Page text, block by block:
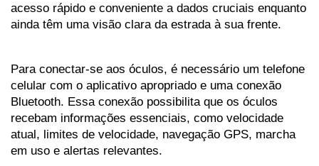
acesso rápido e conveniente a dados cruciais enquanto
ainda têm uma visão clara da estrada à sua frente.
Para conectar-se aos óculos, é necessário um telefone
celular com o aplicativo apropriado e uma conexão
Bluetooth. Essa conexão possibilita que os óculos
recebam informações essenciais, como velocidade
atual, limites de velocidade, navegação GPS, marcha
em uso e alertas relevantes.